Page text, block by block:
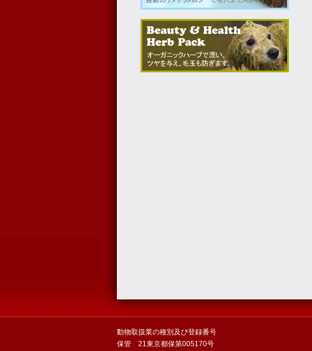
動物取扱業の種別及び登録番号
保管 21東京都保第005170号